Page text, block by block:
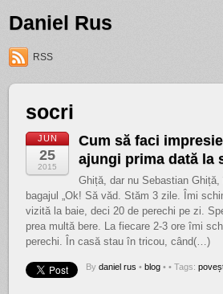
Daniel Rus
RSS
socri
JUN
25
2015
Cum să faci
ajungi prima dată la
Ghiță, dar nu Sebastian
bagajul „Ok! Să văd. Stăm 3 zile. Îmi
vizită la baie, deci 20 de perechi pe zi.
prea multă bere. La fiecare 2-3 ore îmi
perechi. În casă stau în tricou, când(…)
Bydaniel rus • blog • • Tags: